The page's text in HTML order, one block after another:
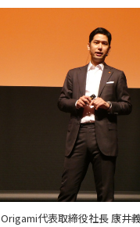
Origami代表取締役社長 康井